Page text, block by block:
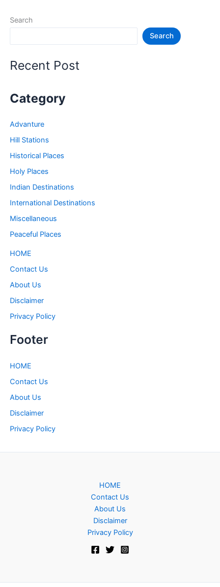
जगह
Places
Search
Search
Recent Post
Category
Advanture
Hill Stations
Historical Places
Holy Places
Indian Destinations
International Destinations
Miscellaneous
Peaceful Places
HOME
Contact Us
About Us
Disclaimer
Privacy Policy
Footer
HOME
Contact Us
About Us
Disclaimer
Privacy Policy
HOME
Contact Us
About Us
Disclaimer
Privacy Policy